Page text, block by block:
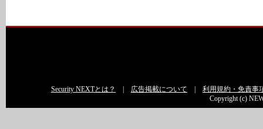
Security NEXTとは？ 広告掲載について
利用規約・免責事
Copyright (c)